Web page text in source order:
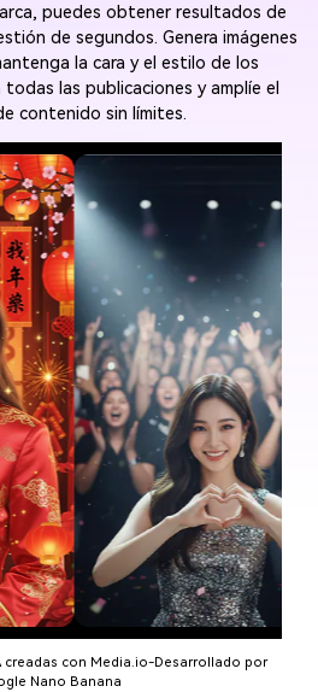
puedes obtener resultados de
de segundos. Genera imágenes
la cara y el estilo de los
las publicaciones y amplíe el
contenido sin límites.
creadas con Media.io-Desarrollado por
Nano Banana